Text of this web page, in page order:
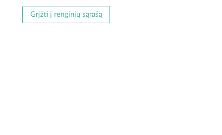
Grįžti į renginių sąrašą